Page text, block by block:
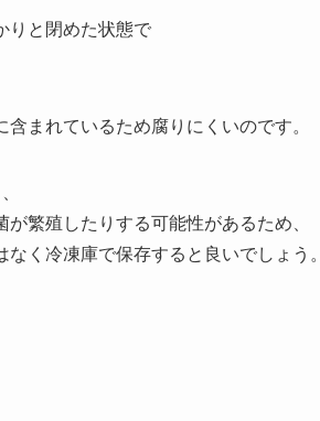
りと閉めた状態で
まれているため腐りにくいのです。
繁殖したりする可能性があるため、
く冷凍庫で保存すると良いでしょう。